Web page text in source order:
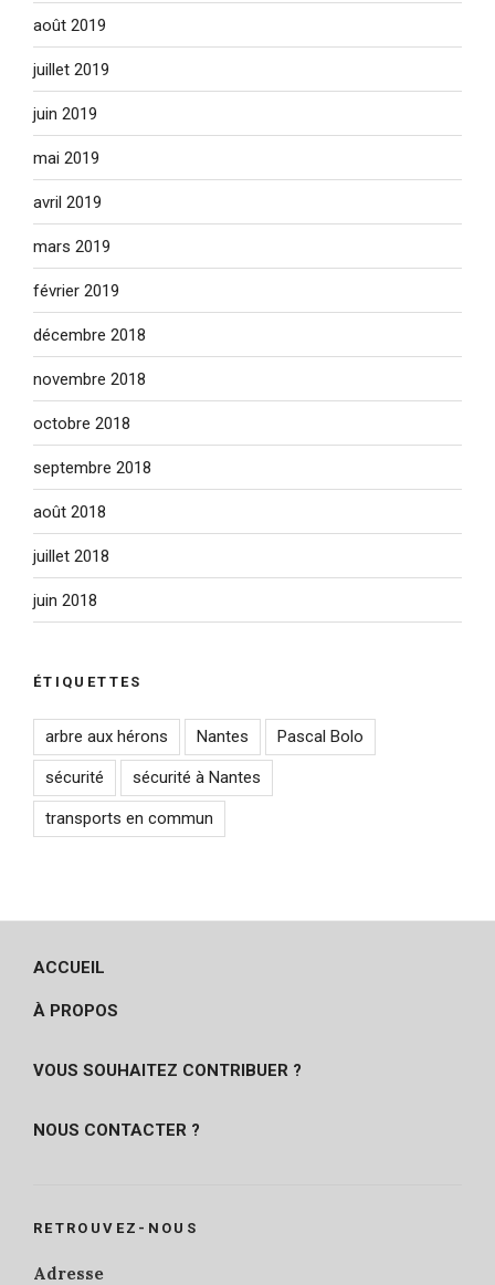
août 2019
juillet 2019
juin 2019
mai 2019
avril 2019
mars 2019
février 2019
décembre 2018
novembre 2018
octobre 2018
septembre 2018
août 2018
juillet 2018
juin 2018
ÉTIQUETTES
arbre aux hérons Nantes Pascal Bolo
sécurité sécurité à Nantes
transports en commun
ACCUEIL
À PROPOS
VOUS SOUHAITEZ CONTRIBUER ?
NOUS CONTACTER ?
RETROUVEZ-NOUS
Adresse